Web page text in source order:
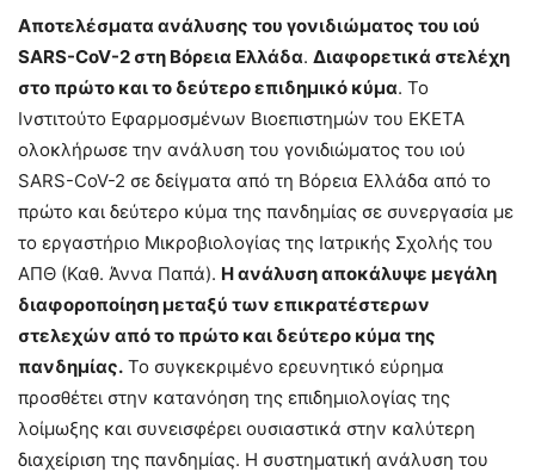
Αποτελέσματα ανάλυσης του γονιδιώματος του ιού
SARS-CoV-2 στη Βόρεια Ελλάδα. Διαφορετικά στελέχη
στο πρώτο και το δεύτερο επιδημικό κύμα. Το
Ινστιτούτο Εφαρμοσμένων Βιοεπιστημών του ΕΚΕΤΑ
ολοκλήρωσε την ανάλυση του γονιδιώματος του ιού
SARS-CoV-2 σε δείγματα από τη Βόρεια Ελλάδα από το
πρώτο και δεύτερο κύμα της πανδημίας σε συνεργασία με
το εργαστήριο Μικροβιολογίας της Ιατρικής Σχολής του
ΑΠΘ (Καθ. Άννα Παπά). Η ανάλυση αποκάλυψε μεγάλη
διαφοροποίηση μεταξύ των επικρατέστερων
στελεχών από το πρώτο και δεύτερο κύμα της
πανδημίας. Το συγκεκριμένο ερευνητικό εύρημα
προσθέτει στην κατανόηση της επιδημιολογίας της
λοίμωξης και συνεισφέρει ουσιαστικά στην καλύτερη
διαχείριση της πανδημίας. Η συστηματική ανάλυση του